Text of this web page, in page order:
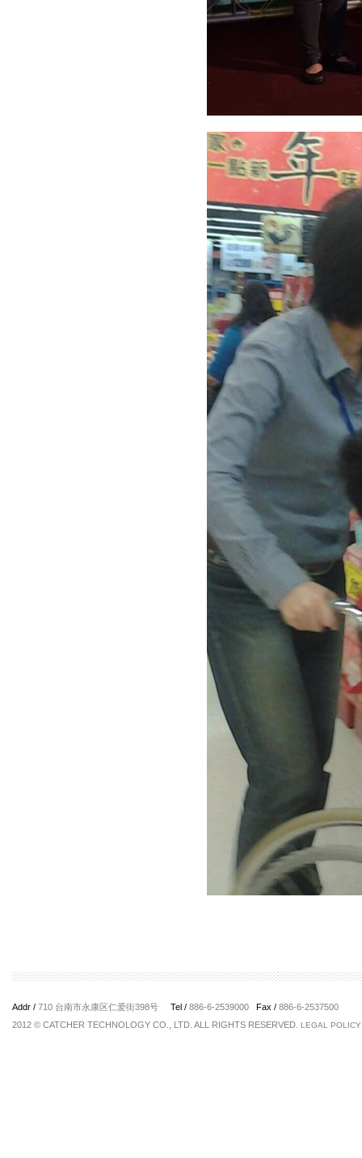
Addr / 710 台南市永康区仁爱街398号 Tel / 886-6-2539000 Fax / 886-6-2537500
2012 © CATCHER TECHNOLOGY CO., LTD. ALL RIGHTS RESERVED.
LEGAL POLICY